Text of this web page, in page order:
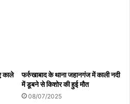
काले
फर्रुखाबाद के थाना जहानगंज में काली नदी
में डूबने से किशोर की हुई मौत
08/07/2025